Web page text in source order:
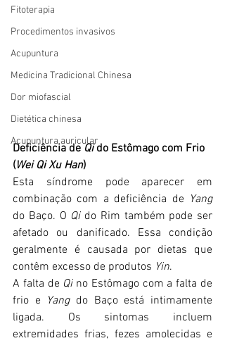
Fitoterapia
Procedimentos invasivos
Acupuntura
Medicina Tradicional Chinesa
Dor miofascial
Dietética chinesa
Acupuntura auricular
Deficiência de Qi do Estômago com Frio
(Wei Qi Xu Han)
Esta síndrome pode aparecer em
combinação com a deficiência de
Yang
do Baço. O Qi do Rim também pode ser
afetado ou danificado. Essa condição
geralmente é causada por dietas que
contêm excesso de produtos Yin.
A falta de Qi no Estômago com a falta de
frio e Yang do Baço está intimamente
ligada. Os sintomas incluem
extremidades frias, fezes amolecidas e